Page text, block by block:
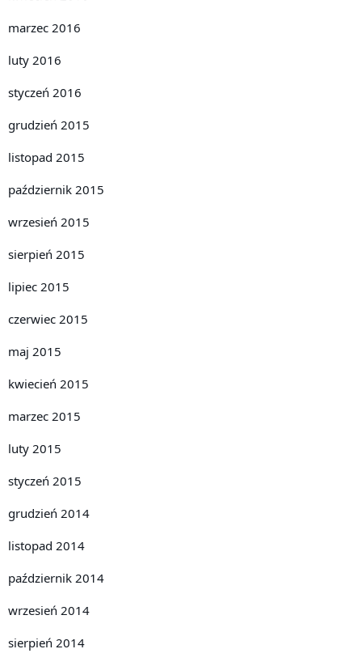
marzec 2016
luty 2016
styczeń 2016
grudzień 2015
listopad 2015
październik 2015
wrzesień 2015
sierpień 2015
lipiec 2015
czerwiec 2015
maj 2015
kwiecień 2015
marzec 2015
luty 2015
styczeń 2015
grudzień 2014
listopad 2014
październik 2014
wrzesień 2014
sierpień 2014